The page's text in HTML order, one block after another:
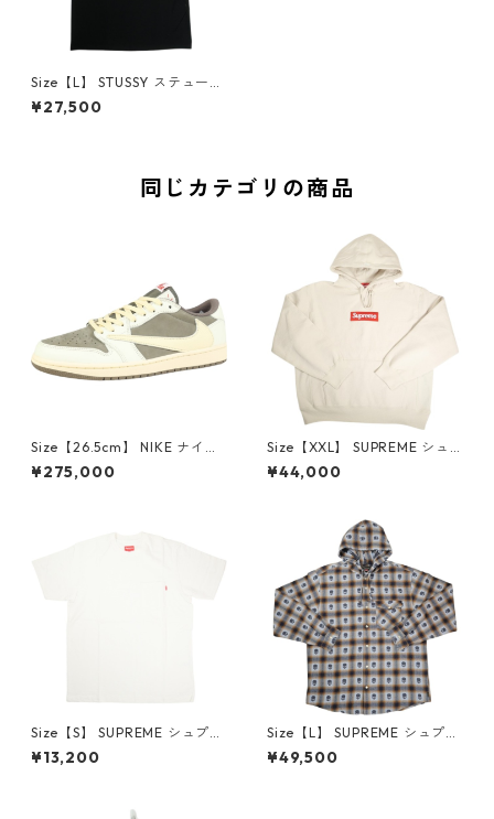
Size【L】 STUSSY ステューシ
ー 25SS STOCK LONDON TEE
BLACK ロンドン限定Tシャツ
¥27,500
同じカテゴリの商品
Size【26.5cm】 NIKE ナイキ
×Travis Scott AIR JORDAN 1
LOW Reverse Mocha DM786
¥275,000
Size【XXL】 SUPREME シュ
プリーム 24AW Box Logo Ho
oded Sweatshirt Stone ボッ
¥44,000
Size【S】 SUPREME シュプリ
ーム S/S Pocket Tee White T
シャツ 白 【新古品・未使用
¥13,200
Size【L】 SUPREME シュプリ
ーム ×Number (N)ine 25FW
Hooded Flannel Shirt Blue
¥49,500